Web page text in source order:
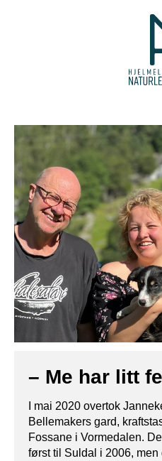
– Me har litt
I mai 2020 overtok
Bellemakers gard,
Fossane i Vormedalen.
først til Suldal i 2006, men